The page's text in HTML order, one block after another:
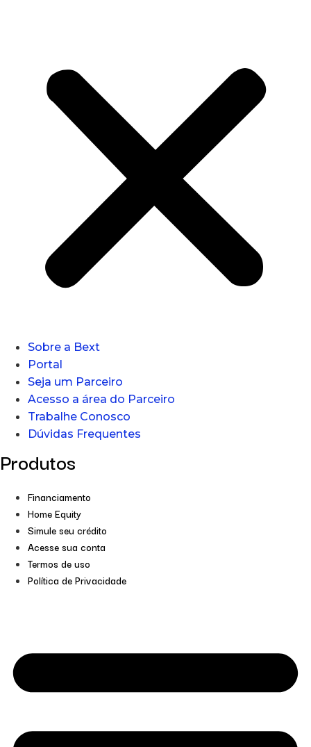
Sobre a Bext
Portal
Seja um Parceiro
Acesso a área do Parceiro
Trabalhe Conosco
Dúvidas Frequentes
Produtos
Financiamento
Home Equity
Simule seu crédito
Acesse sua conta
Termos de uso
Política de Privacidade